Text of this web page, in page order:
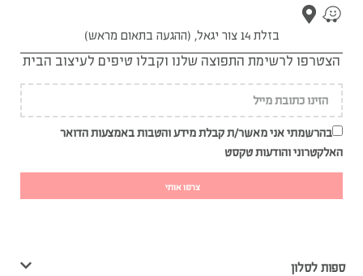
בזלת 14 צור יגאל, (ההגעה בתאום מראש)
הצטרפו לרשימת התפוצה שלנו וקבלו טיפים לעיצוב הבית
בהרשמתי אני מאשר/ת קבלת מידע והטבות באמצעות הדואר
האלקטרוני והודעות טקסט
צרפו אותי
ספות לסלון